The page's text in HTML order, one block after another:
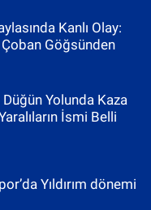
Kanlı Olay:
Göğsünden
Yolunda Kaza
İsmi Belli
Yıldırım dönemi